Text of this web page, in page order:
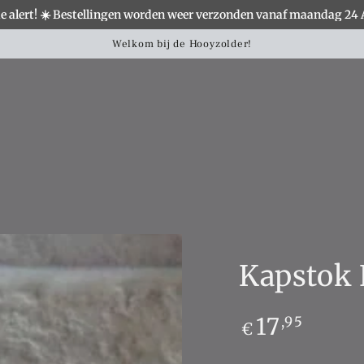
alert! ☀️ Bestellingen worden weer verzonden vanaf maandag 24
Landelijke woondecoratie shop je hier!
WOONACCESSOIRES VERLICHTING MEUBELS
Kapstok
Normale
prijs
€ 17,95